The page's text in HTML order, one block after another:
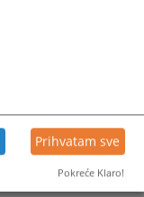
Prihvatam sve
Pokreće Klaro!